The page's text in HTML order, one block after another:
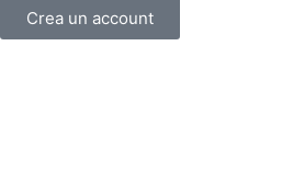
Crea un account